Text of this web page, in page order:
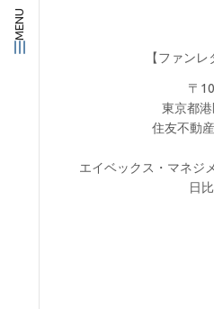
MENU
【ファンレ
〒
東京都
住友不動
エイベックス・マネジ
日